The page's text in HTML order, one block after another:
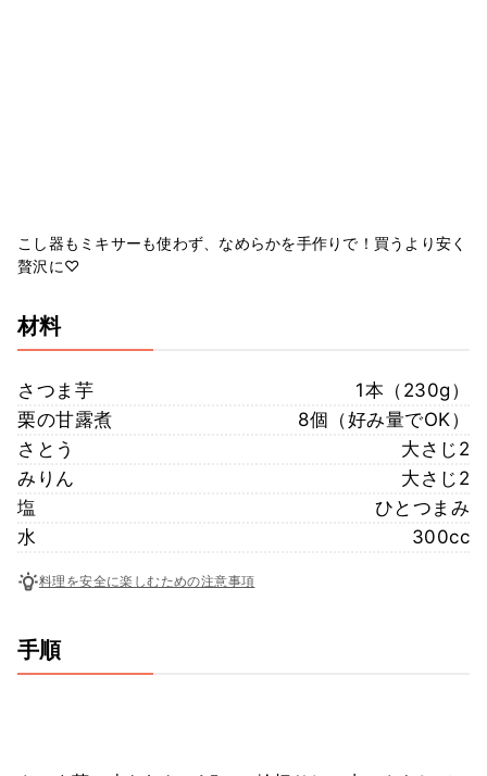
こし器もミキサーも使わず、なめらかを手作りで！買うより安く
贅沢に♡
材料
さつま芋
1本（230g）
栗の甘露煮
8個（好み量でOK）
さとう
大さじ2
みりん
大さじ2
塩
ひとつまみ
水
300cc
料理を安全に楽しむための注意事項
手順